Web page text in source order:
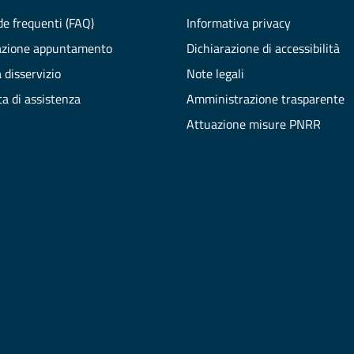
frequenti (FAQ)
appuntamento
disservizio
di assistenza
Informativa privacy
Dichiarazione di accessibilità
Note legali
Amministrazione trasparente
Attuazione misure PNRR